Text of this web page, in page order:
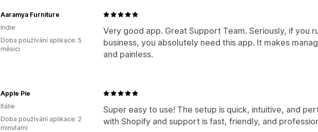
Very good app. Great Support Team. Seriously, if you
business, you absolutely need this app. It makes
and painless.
Aaramya Furniture
Indie
Doba používání aplikace: 5
měsíci
Super easy to use! The setup is quick, intuitive, and
with Shopify and support is fast, friendly, and
Apple Pie
Itálie
Doba používání aplikace: 2
minutami